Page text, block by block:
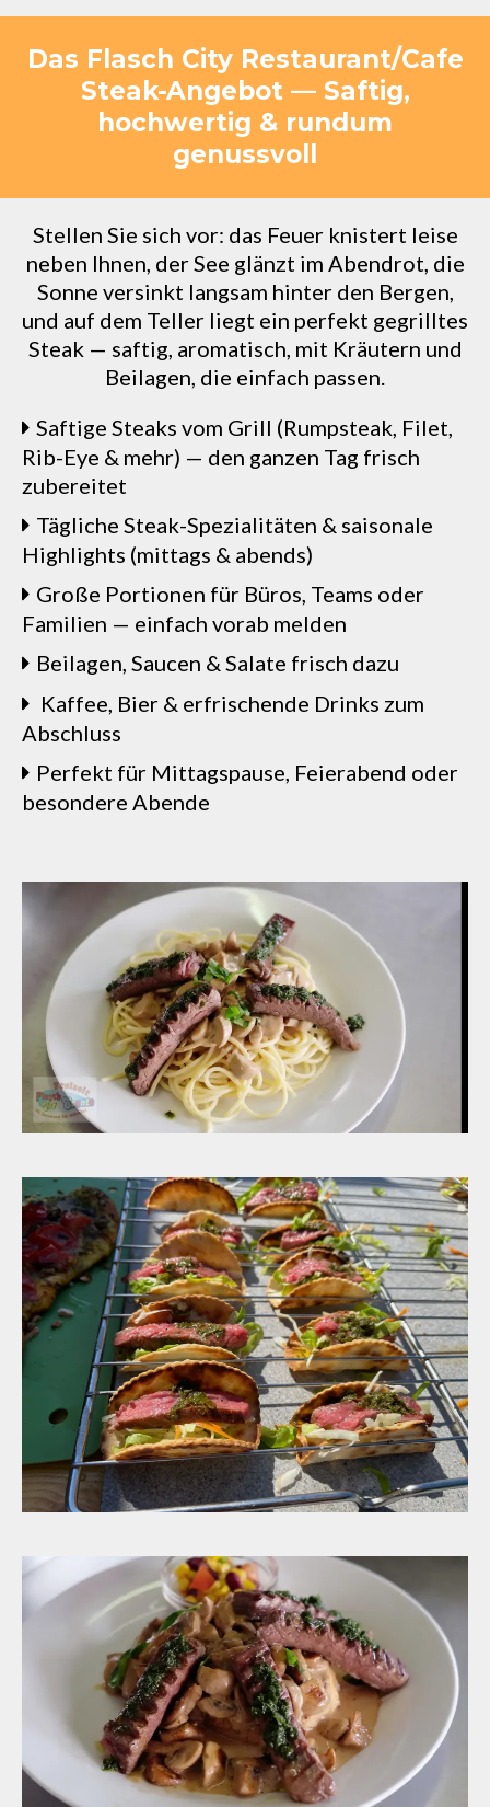
Das Flasch City Restaurant/Cafe
Steak-Angebot — Saftig,
hochwertig & rundum
genussvoll
Stellen Sie sich vor: das Feuer knistert leise
neben Ihnen, der See glänzt im Abendrot, die
Sonne versinkt langsam hinter den Bergen,
und auf dem Teller liegt ein perfekt gegrilltes
Steak — saftig, aromatisch, mit Kräutern und
Beilagen, die einfach passen.
Saftige Steaks vom Grill (Rumpsteak, Filet,
Rib-Eye & mehr) — den ganzen Tag frisch
zubereitet
Tägliche Steak-Spezialitäten & saisonale
Highlights (mittags & abends)
Große Portionen für Büros, Teams oder
Familien — einfach vorab melden
Beilagen, Saucen & Salate frisch dazu
Kaffee, Bier & erfrischende Drinks zum
Abschluss
Perfekt für Mittagspause, Feierabend oder
besondere Abende